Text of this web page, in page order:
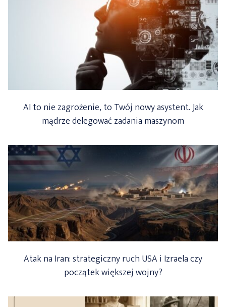
AI to nie zagrożenie, to Twój nowy asystent. Jak
mądrze delegować zadania maszynom
Atak na Iran: strategiczny ruch USA i Izraela czy
początek większej wojny?